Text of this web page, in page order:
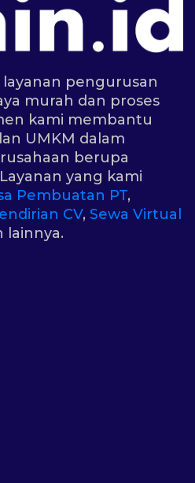
pengurusan
murah dan proses
kami membantu
UMKM dalam
berupa
yang kami
Pembuatan PT,
CV, Sewa Virtual
lainnya.